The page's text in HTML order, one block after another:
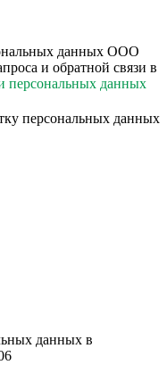
данных ООО
и обратной связи в
персональных данных
персональных данных
данных в